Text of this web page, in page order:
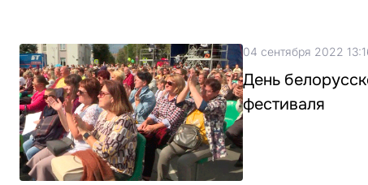
04 сентября 2022
День
фестиваля